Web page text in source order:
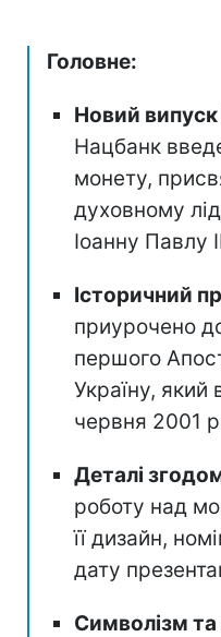
Головне:
Новий
Нацбанк
монету,
духовному
Іоанну Павлу
Історичний
приурочено
першого
Україну, який
червня 2001
Деталі
роботу над
її дизайн,
дату
Символізм та